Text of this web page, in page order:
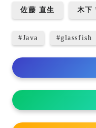
佐藤 直生 木下
#Java #glassfish